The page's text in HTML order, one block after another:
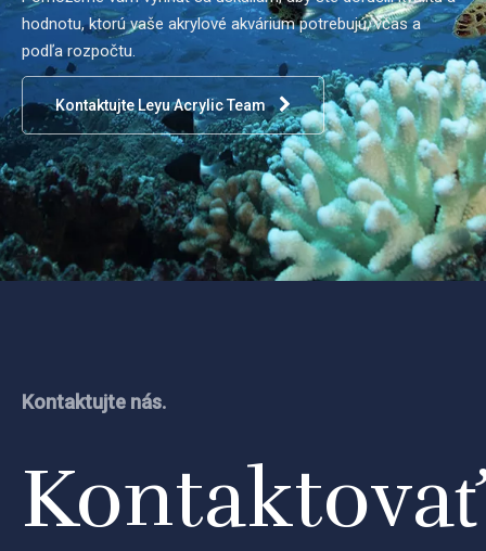
hodnotu, ktorú vaše akrylové akvárium potrebujú, včas a
podľa rozpočtu.
Kontaktujte Leyu Acrylic Team
Kontaktujte nás.